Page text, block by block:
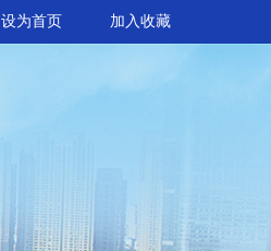
设为首页 加入收藏